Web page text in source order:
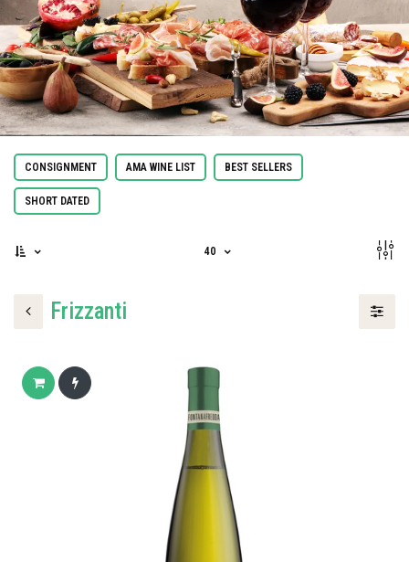
CONSIGNMENT AMA WINE LIST BEST SELLERS
SHORT DATED
40
Frizzanti
Add to cartBuy now